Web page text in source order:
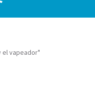
el vapeador"